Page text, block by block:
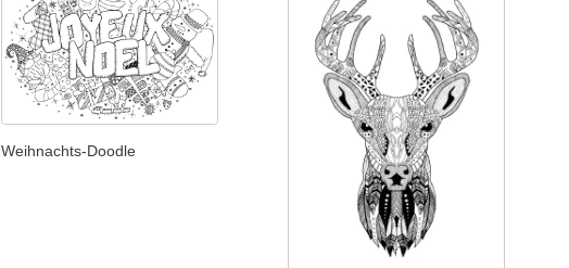
Weihnachts-Doodle